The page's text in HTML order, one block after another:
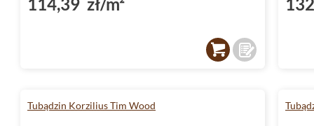
Tubądzin Korzilius Tim Wood